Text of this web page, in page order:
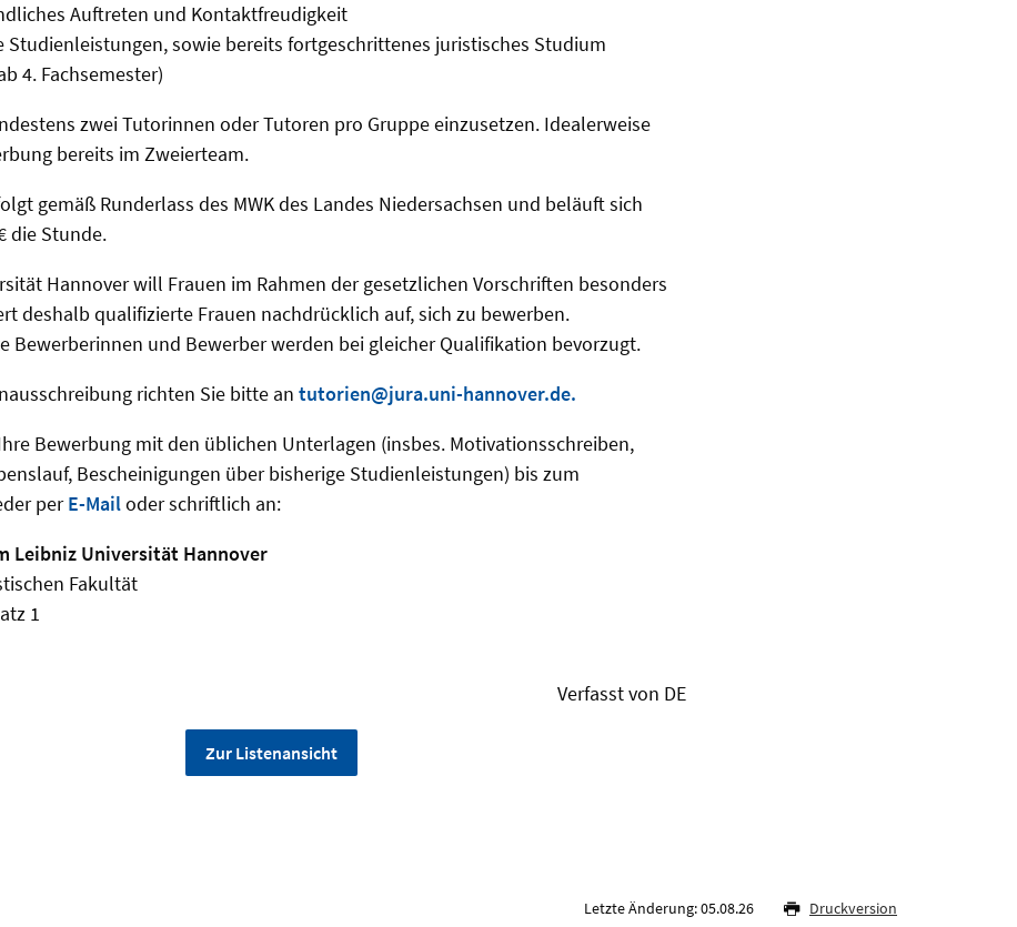
Auftreten und Kontaktfreudigkeit
Studienleistungen, sowie bereits fortgeschrittenes juristisches Studium
4. Fachsemester)
zwei Tutorinnen oder Tutoren pro Gruppe einzusetzen. Idealerweise
bereits im Zweierteam.
gemäß Runderlass des MWK des Landes Niedersachsen und beläuft sich
die Stunde.
Hannover will Frauen im Rahmen der gesetzlichen Vorschriften besonders
deshalb qualifizierte Frauen nachdrücklich auf, sich zu bewerben.
Bewerberinnen und Bewerber werden bei gleicher Qualifikation bevorzugt.
richten Sie bitte an tutorien@jura.uni-hannover.de.
Bewerbung mit den üblichen Unterlagen (insbes. Motivationsschreiben,
Bescheinigungen über bisherige Studienleistungen) bis zum
perE-Mailoder schriftlich an:
Leibniz Universität Hannover
Fakultät
1
Verfasst von DE
Zur Listenansicht
Letzte Änderung: 05.08.26 Druckversion